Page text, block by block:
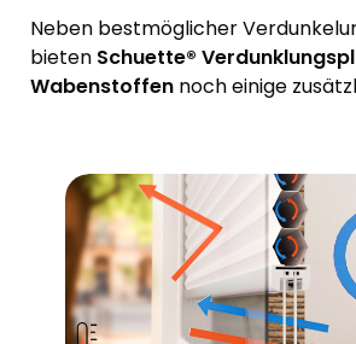
Neben bestmöglicher
bieten Schuette®
Wabenstoffen noch einige